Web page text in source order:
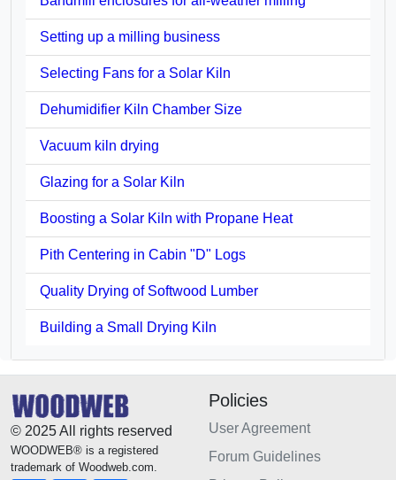
Setting up a milling business
Selecting Fans for a Solar Kiln
Dehumidifier Kiln Chamber Size
Vacuum kiln drying
Glazing for a Solar Kiln
Boosting a Solar Kiln with Propane Heat
Pith Centering in Cabin "D" Logs
Quality Drying of Softwood Lumber
Building a Small Drying Kiln
© 2025 All rights reserved
WOODWEB® is a registered
trademark of Woodweb.com.
Policies
User Agreement
Forum Guidelines